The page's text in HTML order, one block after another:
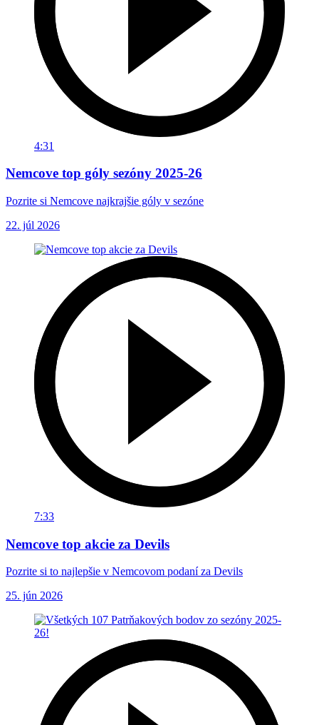
4:31
Nemcove top góly sezóny 2025-26
Pozrite si Nemcove najkrajšie góly v sezóne
22. júl 2026
7:33
Nemcove top akcie za Devils
Pozrite si to najlepšie v Nemcovom podaní za Devils
25. jún 2026